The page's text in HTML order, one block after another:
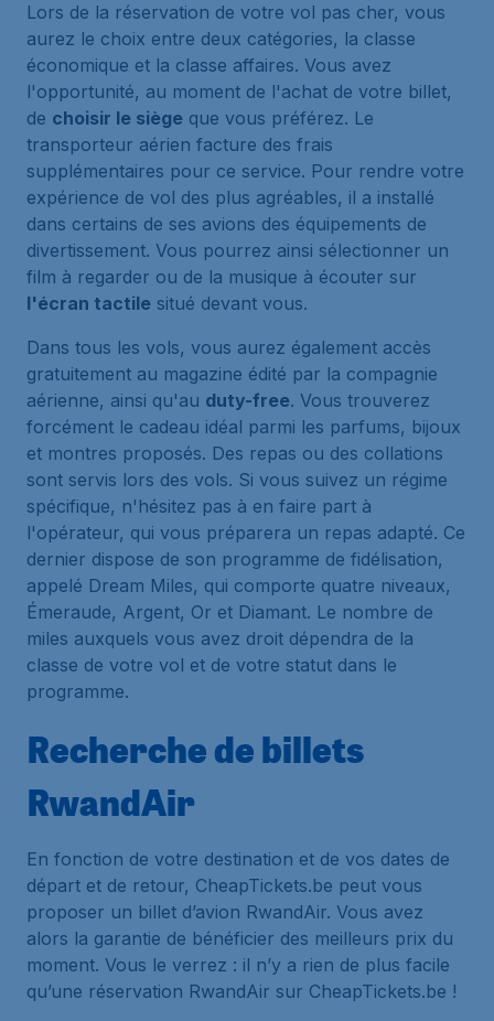
Lors de la réservation de votre vol pas cher, vous
aurez le choix entre deux catégories, la classe
économique et la classe affaires. Vous avez
l'opportunité, au moment de l'achat de votre billet,
de choisir le siège que vous préférez. Le
transporteur aérien facture des frais
supplémentaires pour ce service. Pour rendre votre
expérience de vol des plus agréables, il a installé
dans certains de ses avions des équipements de
divertissement. Vous pourrez ainsi sélectionner un
film à regarder ou de la musique à écouter sur
l'écran tactile situé devant vous.
Dans tous les vols, vous aurez également accès
gratuitement au magazine édité par la compagnie
aérienne, ainsi qu'au duty-free. Vous trouverez
forcément le cadeau idéal parmi les parfums, bijoux
et montres proposés. Des repas ou des collations
sont servis lors des vols. Si vous suivez un régime
spécifique, n'hésitez pas à en faire part à
l'opérateur, qui vous préparera un repas adapté. Ce
dernier dispose de son programme de fidélisation,
appelé Dream Miles, qui comporte quatre niveaux,
Émeraude, Argent, Or et Diamant. Le nombre de
miles auxquels vous avez droit dépendra de la
classe de votre vol et de votre statut dans le
programme.
Recherche de billets
RwandAir
En fonction de votre destination et de vos dates de
départ et de retour, CheapTickets.be peut vous
proposer un billet d’avion RwandAir. Vous avez
alors la garantie de bénéficier des meilleurs prix du
moment. Vous le verrez : il n’y a rien de plus facile
qu’une réservation RwandAir sur CheapTickets.be !